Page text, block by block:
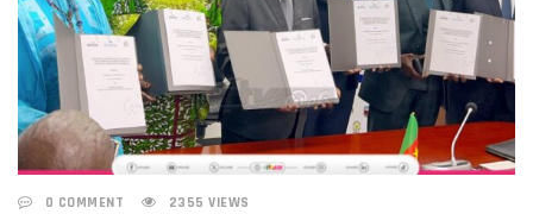
0 COMMENT 2355 VIEWS